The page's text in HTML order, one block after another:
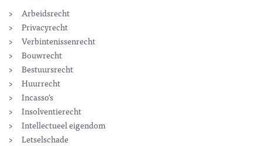
Arbeidsrecht
Privacyrecht
Verbintenissenrecht
Bouwrecht
Bestuursrecht
Huurrecht
Incasso’s
Insolventierecht
Intellectueel eigendom
Letselschade